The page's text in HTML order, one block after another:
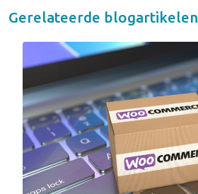
Gerelateerde blogartikelen